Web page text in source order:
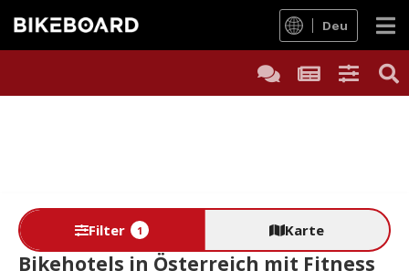
Deu
Filter 1 Karte
Bikehotels in Österreich mit Fitness